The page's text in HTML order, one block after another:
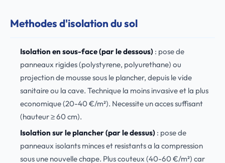
Methodes d'isolation du sol
Isolation en sous-face (par le dessous): pose de
panneaux rigides (polystyrene, polyurethane) ou
projection de mousse sous le plancher, depuis le vide
sanitaire ou la cave. Technique la moins invasive et la plus
economique (20-40 €/m²). Necessite un acces suffisant
(hauteur ≥ 60 cm).
Isolation sur le plancher (par le dessus): pose de
panneaux isolants minces et resistants a la compression
sous une nouvelle chape. Plus couteux (40-60 €/m²) car